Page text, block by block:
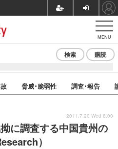
MENU
検索 購読
脅威･脆弱性 調査･報告
に調査する中国貴州の
）
2011.7.20 Wed 8:00